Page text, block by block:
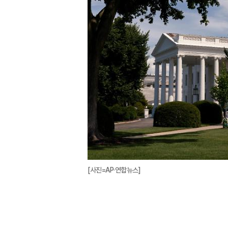
[사진=AP·연합뉴스]